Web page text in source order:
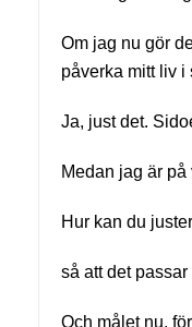
Om jag nu gör
påverka mitt liv i
Ja, just det.
Medan jag är
Hur kan du
så att det
Och målet nu,